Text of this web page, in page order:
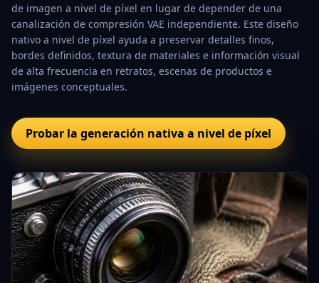
de imagen a nivel de píxel en lugar de depender de una
canalización de compresión VAE independiente. Este diseño
nativo a nivel de píxel ayuda a preservar detalles finos,
bordes definidos, textura de materiales e información visual
de alta frecuencia en retratos, escenas de productos e
imágenes conceptuales.
Probar la generación nativa a nivel de píxel